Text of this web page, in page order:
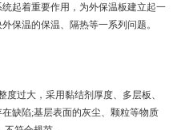
起着重要作用，为外保温板建立起一
保温的保温、隔热等一系列问题。
大，采用黏结剂厚度、多层板、
缺陷;基层表面的灰尘、颗粒等物质